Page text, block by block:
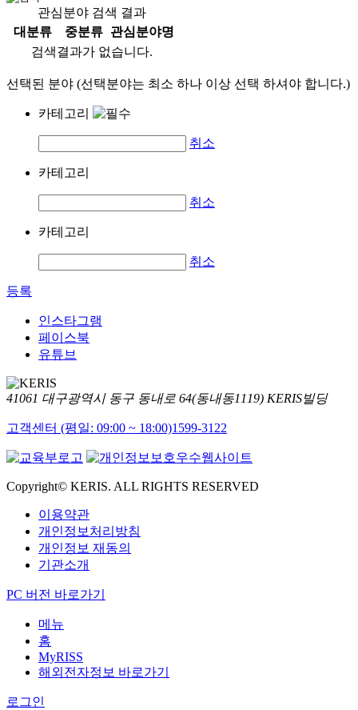
관심분야 검색 결과
대분류
중분류
관심분야명
검색결과가 없습니다.
선택된 분야 (선택분야는 최소 하나 이상 선택 하셔야 합니다.)
카테고리
취소
카테고리
취소
카테고리
취소
등록
인스타그램
페이스북
유튜브
41061 대구광역시 동구 동내로 64(동내동1119) KERIS빌딩
고객센터 (평일: 09:00 ~ 18:00)1599-3122
Copyright© KERIS. ALL RIGHTS RESERVED
이용약관
개인정보처리방침
개인정보 재동의
기관소개
PC 버전 바로가기
메뉴
홈
MyRISS
해외전자정보 바로가기
로그인